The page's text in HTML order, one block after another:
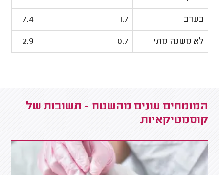
בערב 1.7
7.4
לא משנה מתי 0.7
2.9
המומחים עונים מהשטח - תשובות של
קוסמטיקאיות